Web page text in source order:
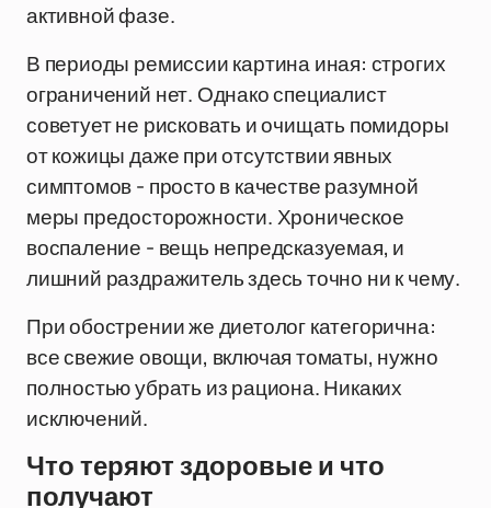
активной фазе.
В периоды ремиссии картина иная: строгих
ограничений нет. Однако специалист
советует не рисковать и очищать помидоры
от кожицы даже при отсутствии явных
симптомов - просто в качестве разумной
меры предосторожности. Хроническое
воспаление - вещь непредсказуемая, и
лишний раздражитель здесь точно ни к чему.
При обострении же диетолог категорична:
все свежие овощи, включая томаты, нужно
полностью убрать из рациона. Никаких
исключений.
Что теряют здоровые и что
получают